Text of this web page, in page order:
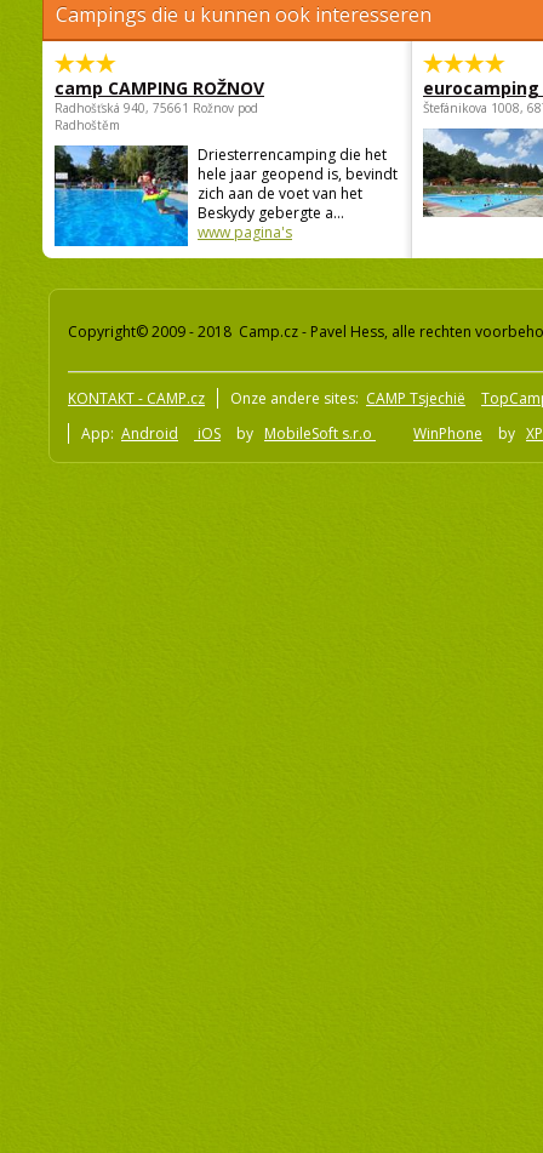
Campings die u kunnen ook interesseren
camp CAMPING ROŽNOV
Radhošťská 940, 75661 Rožnov pod
Radhoštěm
Driesterrencamping die het
hele jaar geopend is, bevindt
zich aan de voet van het
Beskydy gebergte a...
www pagina's
Štefánikova 1008,
Copyright© 2009 - 2018 Camp.cz - Pavel Hess, alle rechten
KONTAKT - CAMP.cz Onze andere sites: CAMP Tsjechië
App: Android iOS by MobileSoft s.r.o WinPhone by